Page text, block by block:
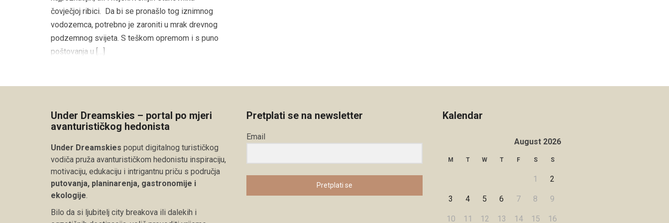
čovječjoj ribici. Da bi se pronašlo tog iznimnog
vodozemca, potrebno je zaroniti u mrak drevnog
podzemnog svijeta. S teškom opremom i s puno
poštovanja u […]
Under Dreamskies – portal po mjeri
avanturističkog hedonista
Under Dreamskies poput digitalnog turističkog
vodiča pruža avanturističkom hedonistu inspiraciju,
motivaciju, edukaciju i intrigantnu priču s područja
putovanja, planinarenja, gastronomije i
ekologije.
Bilo da si ljubitelj city breakova ili dalekih i
Pretplati se na newsletter
Email
Pretplati se
Kalendar
August 2026
M T W T F S S
1 2
3 4 5 6 7 8 9
10 11 12 13 14 15 16